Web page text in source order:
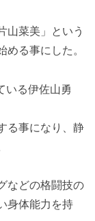
山菜美」という
る事にした。
いる伊佐山勇
る事になり、静
などの格闘技の
身体能力を持